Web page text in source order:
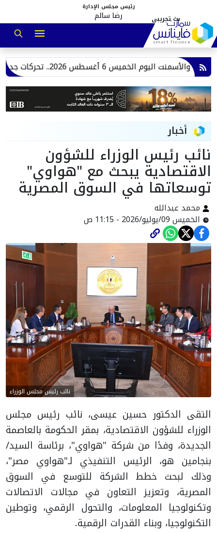
رئيس مجلس الإدارة
رضا سالم
اليوم الخميس 6 أغسطس 2026.. تحركات جديدة
أخبار
نائب رئيس الوزراء للشؤون
الاقتصادية يبحث مع "هواوي"
توسعاتها في السوق المصرية
محمد عبدالله
الخميس 09/يوليو/2026 - 11:15 ص
نائب رئيس مجلس الوزراء
التقى الدكتور حسين عيسى، نائب رئيس مجلس
الوزراء للشؤون الاقتصادية، بمقر الحكومة بالعاصمة
الجديدة، وفدًا من شركة "هواوي"، برئاسة السيد/
بنجامين هو، الرئيس التنفيذي لـ"هواوي مصر"،
وذلك لبحث خطط الشركة للتوسع في السوق
المصرية، وتعزيز التعاون في مجالات الاتصالات
وتكنولوجيا المعلومات، والتحول الرقمي، وتوطين
التكنولوجيا، وبناء القدرات الرقمية.